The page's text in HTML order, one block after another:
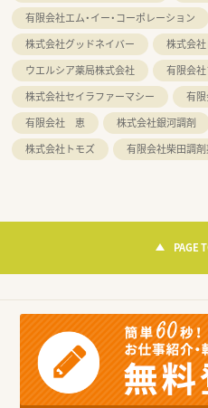
有限会社エム・イー・コーポレーション
株式会社グッドネイバー
株式会
ウエルシア薬局株式会社
有限会
株式会社セイラファーマシー
有限
有限会社 恵
株式会社銀河調剤
株式会社トモズ
有限会社柴田調
PAGE